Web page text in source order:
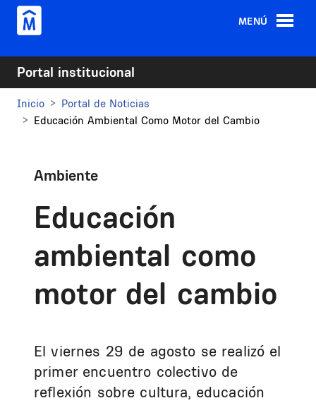
Pasar al contenido principal
MENÚ
Portal institucional
Inicio
Portal de Noticias
Educación Ambiental Como Motor del Cambio
Ambiente
Educación
ambiental como
motor del cambio
El viernes 29 de agosto se realizó el
primer encuentro colectivo de
reflexión sobre cultura, educación